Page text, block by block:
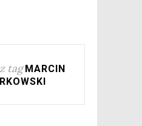
tag MARCIN